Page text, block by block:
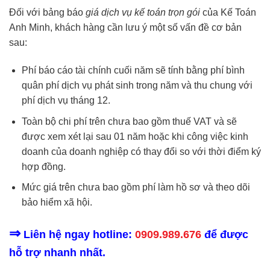
Đối với bảng báo giá dịch vụ kế toán trọn gói của Kế Toán
Anh Minh, khách hàng cần lưu ý một số vấn đề cơ bản
sau:
Phí báo cáo tài chính cuối năm sẽ tính bằng phí bình
quân phí dịch vụ phát sinh trong năm và thu chung với
phí dịch vụ tháng 12.
Toàn bộ chi phí trên chưa bao gồm thuế VAT và sẽ
được xem xét lại sau 01 năm hoặc khi công việc kinh
doanh của doanh nghiệp có thay đổi so với thời điểm ký
hợp đồng.
Mức giá trên chưa bao gồm phí làm hồ sơ và theo dõi
bảo hiểm xã hội.
⇒Liên hệ ngay hotline: 0909.989.676 để được
hỗ trợ nhanh nhất.